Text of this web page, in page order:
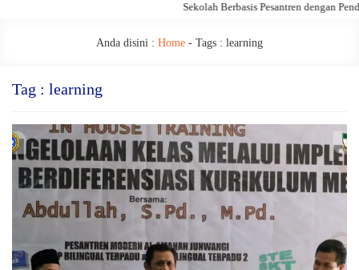
Sekolah Berbasis Pesantren dengan
Anda disini : Home - Tags : learning
Tag : learning